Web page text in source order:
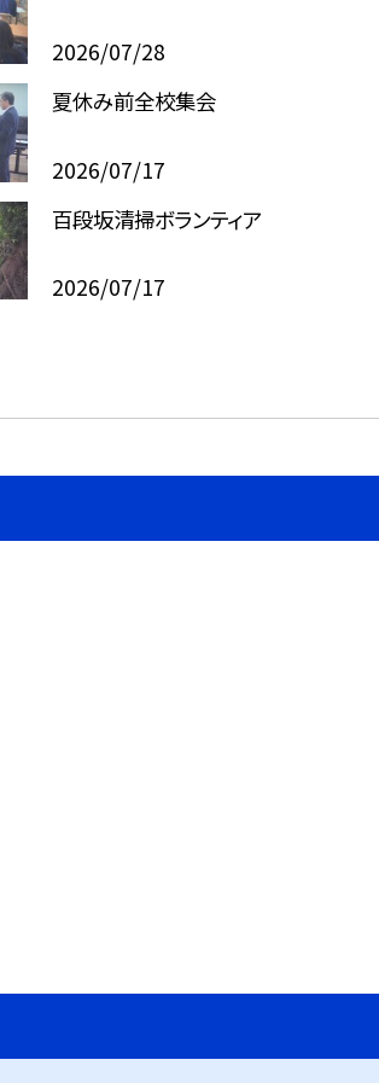
2026/07/28
夏休み前全校集会
2026/07/17
百段坂清掃ボランティア
2026/07/17